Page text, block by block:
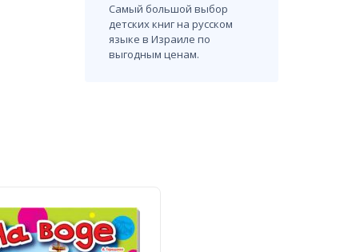
Самый большой выбор
детских книг на русском
языке в Израиле по
выгодным ценам.